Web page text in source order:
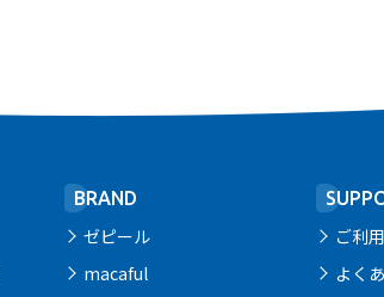
BRAND
ゼピール
macaful
ご利
よく